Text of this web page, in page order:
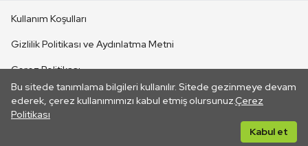
Bu sitede tanımlama bilgileri kullanılır. Sitede gezinmeye devam
ederek, çerez kullanımımızı kabul etmiş olursunuz.Çerez
Politikası
Kabul et
CANLI YAYINLAR
Kullanım Koşulları
Gizlilik Politikası ve Aydınlatma Metni
Çerez Politikası
İletişim
Her hakkı saklıdır. ©2026 TRT. Bağlantı yoluyla gidilen dış